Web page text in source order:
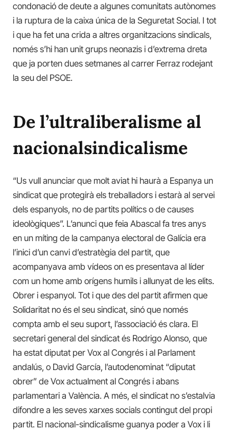
condonació de deute a algunes comunitats autònomes
i la ruptura de la caixa única de la Seguretat Social. I tot
i que ha fet una crida a altres organitzacions sindicals,
només s’hi han unit grups neonazis i d’extrema dreta
que ja porten dues setmanes al carrer Ferraz rodejant
la seu del PSOE.
De l’ultraliberalisme al
nacionalsindicalisme
“Us vull anunciar que molt aviat hi haurà a Espanya un
sindicat que protegirà els treballadors i estarà al servei
dels espanyols, no de partits polítics o de causes
ideològiques”. L’anunci que feia Abascal fa tres anys
en un míting de la campanya electoral de Galícia era
l’inici d’un canvi d’estratègia del partit, que
acompanyava amb vídeos on es presentava al líder
com un home amb orígens humils i allunyat de les elits.
Obrer i espanyol. Tot i que des del partit afirmen que
Solidaritat no és el seu sindicat, sinó que només
compta amb el seu suport, l’associació és clara. El
secretari general del sindicat és Rodrigo Alonso, que
ha estat diputat per Vox al Congrés i al Parlament
andalús, o David García, l’autodenominat “diputat
obrer” de Vox actualment al Congrés i abans
parlamentari a València. A més, el sindicat no s’estalvia
difondre a les seves xarxes socials contingut del propi
partit. El nacional-sindicalisme guanya poder a Vox i li